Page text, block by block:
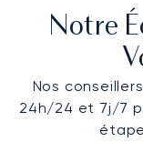
Notre
Nos
24h/24 et 7j/7